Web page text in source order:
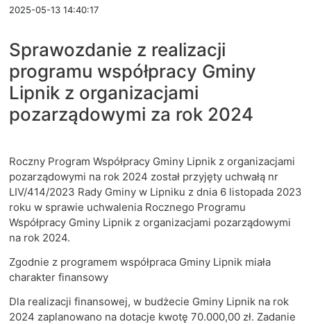
2025-05-13 14:40:17
Sprawozdanie z realizacji
programu współpracy Gminy
Lipnik z organizacjami
pozarządowymi za rok 2024
Roczny Program Współpracy Gminy Lipnik z organizacjami
pozarządowymi na rok 2024 został przyjęty uchwałą nr
LIV/414/2023 Rady Gminy w Lipniku z dnia 6 listopada 2023
roku w sprawie uchwalenia Rocznego Programu
Współpracy Gminy Lipnik z organizacjami pozarządowymi
na rok 2024.
Zgodnie z programem współpraca Gminy Lipnik miała
charakter finansowy
Dla realizacji finansowej, w budżecie Gminy Lipnik na rok
2024 zaplanowano na dotacje kwotę 70.000,00 zł. Zadanie